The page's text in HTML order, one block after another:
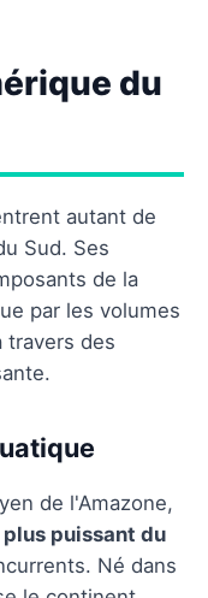
du
autant de
Sud. Ses
de la
par les volumes
travers des
de l'Amazone,
puissant du
Né dans